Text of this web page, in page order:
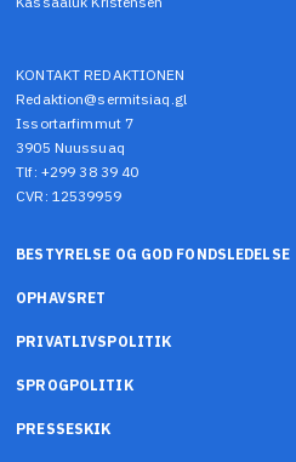
KONTAKT REDAKTIONEN
Redaktion@sermitsiaq.gl
Issortarfimmut 7
3905 Nuussuaq
Tlf: +299 38 39 40
CVR: 12539959
BESTYRELSE OG GOD FONDSLEDELSE
OPHAVSRET
PRIVATLIVSPOLITIK
SPROGPOLITIK
PRESSESKIK